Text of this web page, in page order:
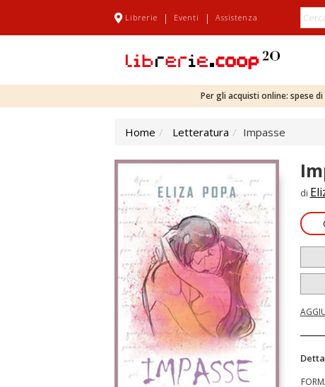
Librerie | Eventi | Assistenza
Per gli acquisti online: spese
Home Letteratura Impasse
di